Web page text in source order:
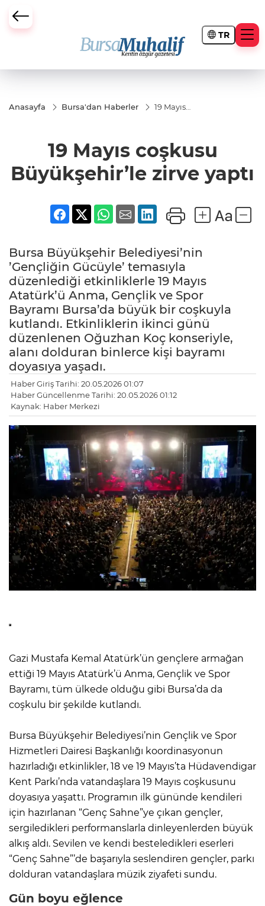
TR
Büyükşehir Darbesi
Anasayfa Bursa'dan Haberler
19 Mayıs
19 Mayıs coşkusu
Büyükşehir’le zirve yaptı
Bursa Büyükşehir Belediyesi’nin
’Gençliğin Gücüyle’ temasıyla
düzenlediği etkinliklerle 19 Mayıs
Atatürk’ü Anma, Gençlik ve Spor
Bayramı Bursa’da büyük bir coşkuyla
kutlandı. Etkinliklerin ikinci günü
düzenlenen Oğuzhan Koç konseriyle,
alanı dolduran binlerce kişi bayramı
doyasıya yaşadı.
Haber Giriş Tarihi: 20.05.2026 01:07
Haber Güncellenme Tarihi: 20.05.2026 01:12
Kaynak: Haber Merkezi
Gazi Mustafa Kemal Atatürk’ün gençlere armağan
ettiği 19 Mayıs Atatürk’ü Anma, Gençlik ve Spor
Bayramı, tüm ülkede olduğu gibi Bursa’da da
coşkulu bir şekilde kutlandı.
Bursa Büyükşehir Belediyesi’nin Gençlik ve Spor
Hizmetleri Dairesi Başkanlığı koordinasyonun
hazırladığı etkinlikler, 18 ve 19 Mayıs’ta Hüdavendigar
Kent Parkı’nda vatandaşlara 19 Mayıs coşkusunu
doyasıya yaşattı. Programın ilk gününde kendileri
için hazırlanan “Genç Sahne”ye çıkan gençler,
sergiledikleri performanslarla dinleyenlerden büyük
alkış aldı. Sevilen ve kendi besteledikleri eserleri
“Genç Sahne”’de başarıyla seslendiren gençler, parkı
dolduran vatandaşlara müzik ziyafeti sundu.
Gün boyu eğlence